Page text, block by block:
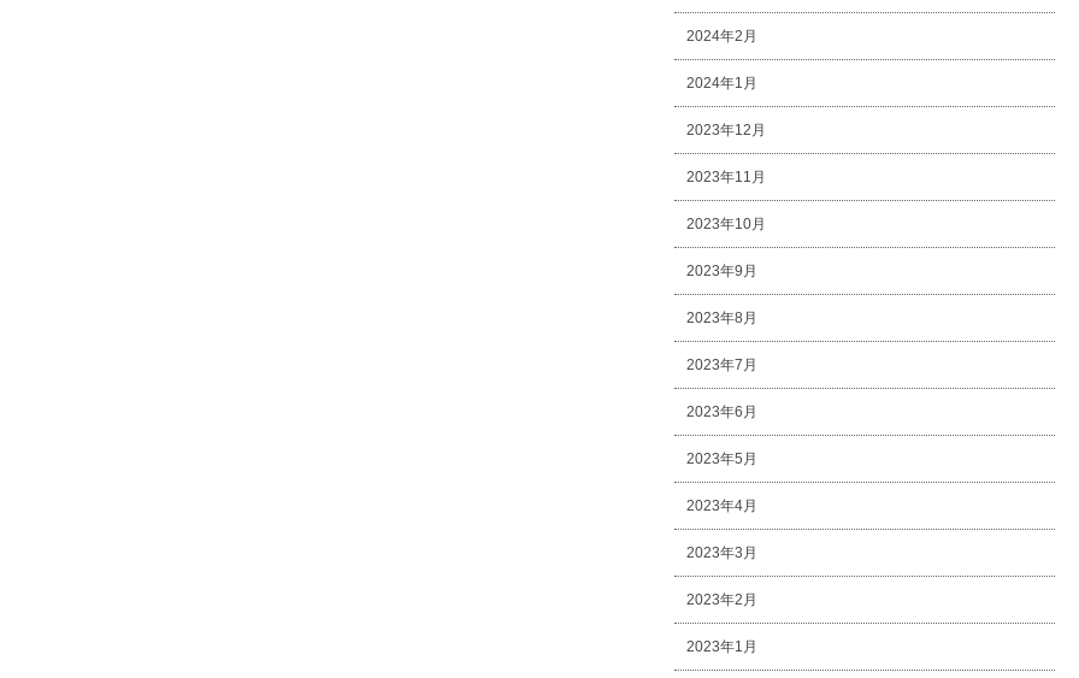
2024年2月
2024年1月
2023年12月
2023年11月
2023年10月
2023年9月
2023年8月
2023年7月
2023年6月
2023年5月
2023年4月
2023年3月
2023年2月
2023年1月